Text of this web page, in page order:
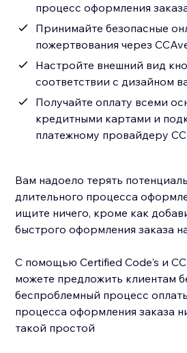
процесс оформления
Принимайте безопасные
пожертвования через
Настройте внешний вид
соответствии с дизайном
Получайте оплату всеми
кредитными картами и
платежному провайдеру
Вам надоело терять
длительного процесса
ищите ничего, кроме как
быстрого оформления заказа
С помощью Certified Code's и
можете предложить клиентам
беспроблемный процесс
процесса оформления заказа
такой простой